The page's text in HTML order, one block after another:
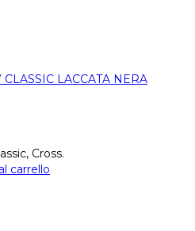
LACCATA NERA
Cross.
carrello